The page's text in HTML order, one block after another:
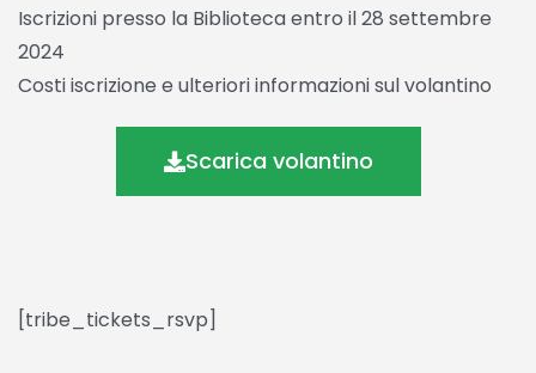
Iscrizioni presso la Biblioteca entro il 28 settembre
2024
Costi iscrizione e ulteriori informazioni sul volantino
Scarica volantino
[tribe_tickets_rsvp]